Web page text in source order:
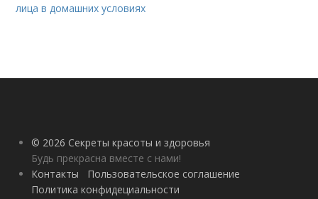
лица в домашних условиях
© 2026 Секреты красоты и здоровья
Будь прекрасна вместе с нами!
Контакты
Пользовательское соглашение
Политика конфидециальности